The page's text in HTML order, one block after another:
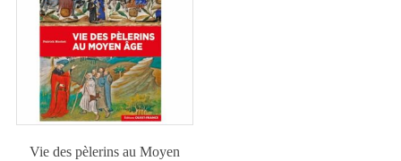
Vie des pèlerins au Moyen